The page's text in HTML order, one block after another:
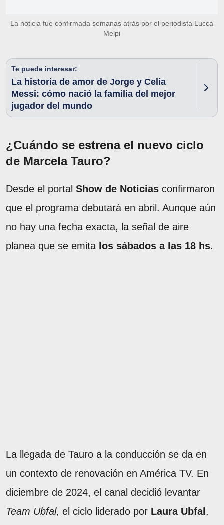
La noticia fue confirmada semanas atrás por el periodista Lucca
Melpi
Te puede interesar:
La historia de amor de Jorge y Celia
Messi: cómo nació la familia del mejor
jugador del mundo
¿Cuándo se estrena el nuevo ciclo
de Marcela Tauro?
Desde el portal Show de Noticias confirmaron
que el programa debutará en abril. Aunque aún
no hay una fecha exacta, la señal de aire
planea que se emita los sábados a las 18 hs.
La llegada de Tauro a la conducción se da en
un contexto de renovación en América TV. En
diciembre de 2024, el canal decidió levantar
Team Ubfal, el ciclo liderado por Laura Ubfal .